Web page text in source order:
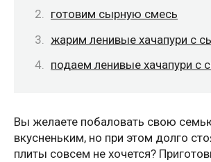
готовим сырную смесь
жарим ленивые хачапури с
подаем ленивые хачапури с
Вы желаете побаловать свою
вкусненьким, но при этом долго
плиты совсем не хочется?